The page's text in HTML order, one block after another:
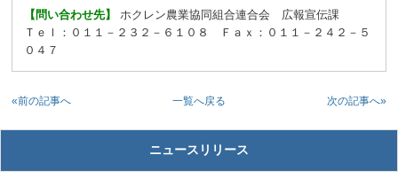
【問い合わせ先】
ホクレン農業協同組合連合会 広報宣伝課
Ｔｅｌ：０１１－２３２－６１０８ Ｆａｘ：０１１－２４２－５
０４７
一覧へ戻る
«前の記事へ 次の記事へ»
ニュースリリース